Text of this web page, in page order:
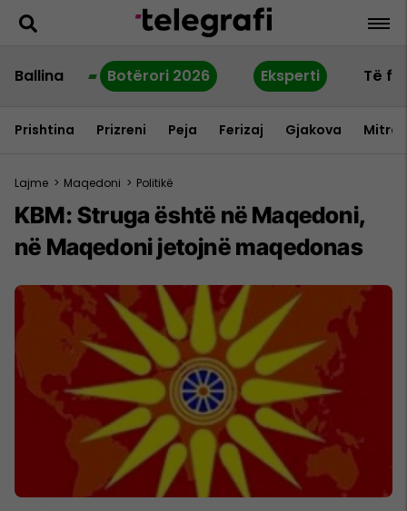
Ballina Botërori 2026 Eksperti Të
Prishtina Prizreni Peja Ferizaj Gjakova
Lajme > Maqedoni > Politikë
KBM: Struga është në Maqedoni,
në Maqedoni jetojnë maqedonas